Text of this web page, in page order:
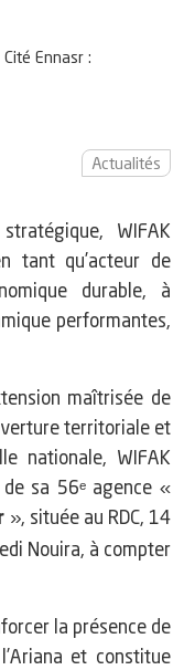
Ennasr :
Actualités
WIFAK
tant qu’acteur de
durable, à
performantes,
maîtrisée de
territoriale et
nationale, WIFAK
sa 56ᵉ agence «
», située au RDC, 14
Nouira, à compter
la présence de
et constitue